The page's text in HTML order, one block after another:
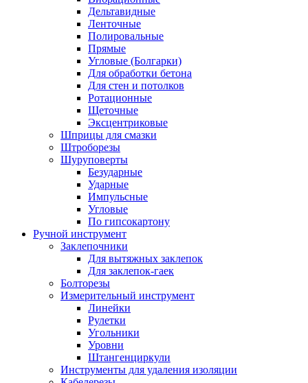
Дельтавидные
Ленточные
Полировальные
Прямые
Угловые (Болгарки)
Для обработки бетона
Для стен и потолков
Ротационные
Щеточные
Эксцентриковые
Шприцы для смазки
Штроборезы
Шуруповерты
Безударные
Ударные
Импульсные
Угловые
По гипсокартону
Ручной инструмент
Заклепочники
Для вытяжных заклепок
Для заклепок-гаек
Болторезы
Измерительный инструмент
Линейки
Рулетки
Угольники
Уровни
Штангенциркули
Инструменты для удаления изоляции